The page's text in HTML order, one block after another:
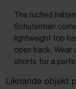
The ruched
Schuterman
lightweight top
open back. Wear
shorts for a
Liknande objekt